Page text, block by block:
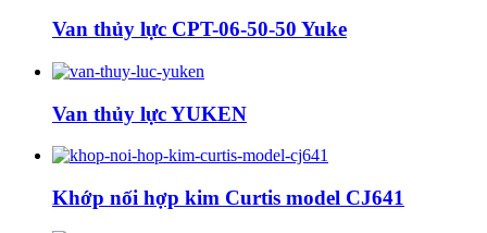
Van thủy lực CPT-06-50-50 Yuke
Van thủy lực YUKEN
Khớp nối hợp kim Curtis model CJ641